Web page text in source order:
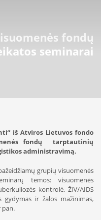
fondų
seminarai
iš Atviros Lietuvos fondo
fondų tarptautinių
administravimą.
grupių visuomenės
temos: visuomenės
kontrolė, ŽIV/AIDS
gydymas ir žalos mažinimas,
pan.